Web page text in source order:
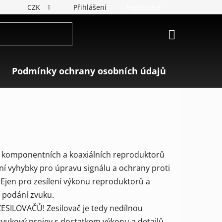
CZK Přihlášení
Podmínky ochrany osobních údajů
a koaxiálních reproduktorů
vyhybky pro úpravu signálu a ochrany proti
pro zesílení výkonu reproduktorů a
zvuku.
Zesilovač je tedy nedílnou